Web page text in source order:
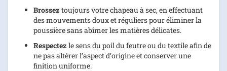
Brossez toujours votre chapeau à sec, en effectuant
des mouvements doux et réguliers pour éliminer la
poussière sans abîmer les matières délicates.
Respectez le sens du poil du feutre ou du textile afin de
ne pas altérer l’aspect d’origine et conserver une
finition uniforme.